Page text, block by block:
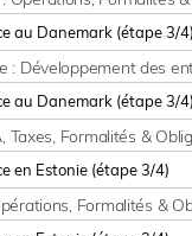
: Développement des
Taxes, Formalités &
Formalités &